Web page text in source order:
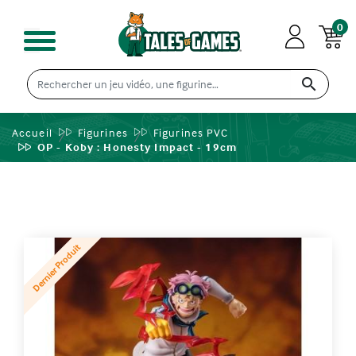

0
Accueil Figurines
Figurines PVC
OP - Koby : Honesty Impact - 19cm
Dernier Produit